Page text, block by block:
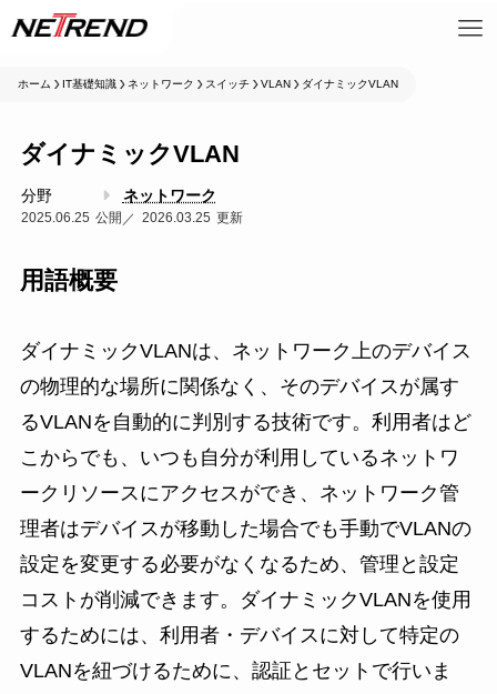
ホーム IT基礎知識 ネットワーク スイッチ VLAN ダイナミックVLAN
ダイナミックVLAN
分野 ネットワーク
2025.06.25 2026.03.25
用語概要
ダイナミックVLANは、ネットワーク上のデバイス
の物理的な場所に関係なく、そのデバイスが属す
るVLANを自動的に判別する技術です。利用者はど
こからでも、いつも自分が利用しているネットワ
ークリソースにアクセスができ、ネットワーク管
理者はデバイスが移動した場合でも手動でVLANの
設定を変更する必要がなくなるため、管理と設定
コストが削減できます。ダイナミックVLANを使用
するためには、利用者・デバイスに対して特定の
VLANを紐づけるために、認証とセットで行いま